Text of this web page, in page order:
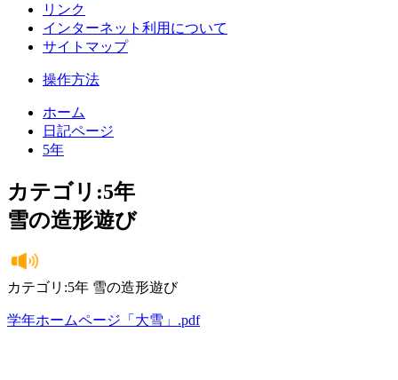
リンク
インターネット利用について
サイトマップ
操作方法
ホーム
日記ページ
5年
カテゴリ:5年
雪の造形遊び
カテゴリ:5年 雪の造形遊び
学年ホームページ「大雪」.pdf